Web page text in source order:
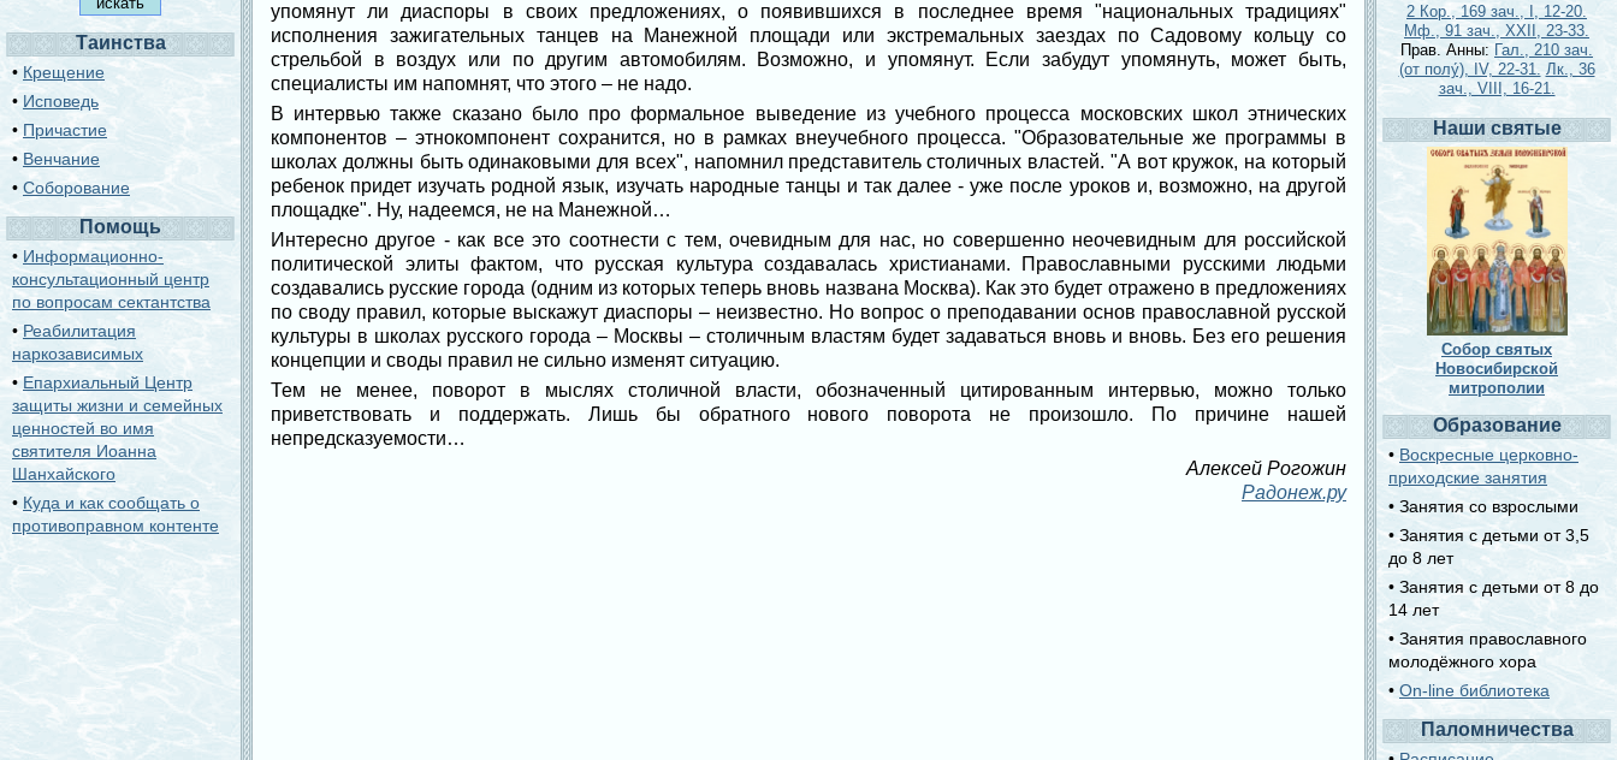
упомянут ли диаспоры в своих предложениях, о появившихся в последнее время "национальных традициях"
исполнения зажигательных танцев на Манежной площади или экстремальных заездах по Садовому кольцу со
стрельбой в воздух или по другим автомобилям. Возможно, и упомянут. Если забудут упомянуть, может быть,
специалисты им напомнят, что этого – не надо.
В интервью также сказано было про формальное выведение из учебного процесса московских школ этнических
компонентов – этнокомпонент сохранится, но в рамках внеучебного процесса. "Образовательные же программы в
школах должны быть одинаковыми для всех", напомнил представитель столичных властей. "А вот кружок, на который
ребенок придет изучать родной язык, изучать народные танцы и так далее - уже после уроков и, возможно, на другой
площадке". Ну, надеемся, не на Манежной…
Интересно другое - как все это соотнести с тем, очевидным для нас, но совершенно неочевидным для российской
политической элиты фактом, что русская культура создавалась христианами. Православными русскими людьми
создавались русские города (одним из которых теперь вновь названа Москва). Как это будет отражено в предложениях
по своду правил, которые выскажут диаспоры – неизвестно. Но вопрос о преподавании основ православной русской
культуры в школах русского города – Москвы – столичным властям будет задаваться вновь и вновь. Без его решения
концепции и своды правил не сильно изменят ситуацию.
Тем не менее, поворот в мыслях столичной власти, обозначенный цитированным интервью, можно только
приветствовать и поддержать. Лишь бы обратного нового поворота не произошло. По причине нашей
непредсказуемости…
Алексей Рогожин
Радонеж.ру
Таинства
• Крещение
• Исповедь
• Причастие
• Венчание
• Соборование
Помощь
• Информационно-
консультационный центр
по вопросам сектантства
•Реабилитация
наркозависимых
•Епархиальный Центр
защиты жизни и семейных
ценностей во имя
святителя Иоанна
Шанхайского
• Куда и как сообщать о
противоправном контенте
2 Кор., 169 зач., I, 12-20.
Мф., 91 зач., XXII, 23-33.
Прав. Анны: Гал., 210 зач.
(от полу́), IV, 22-31. Лк., 36
зач., VIII, 16-21.
Наши святые
Собор святых
Новосибирской
митрополии
Образование
• Воскресные церковно-
приходские занятия
• Занятия со взрослыми
• Занятия с детьми от 3,5
до 8 лет
• Занятия с детьми от 8 до
14 лет
• Занятия православного
молодёжного хора
• On-line библиотека
Паломничества